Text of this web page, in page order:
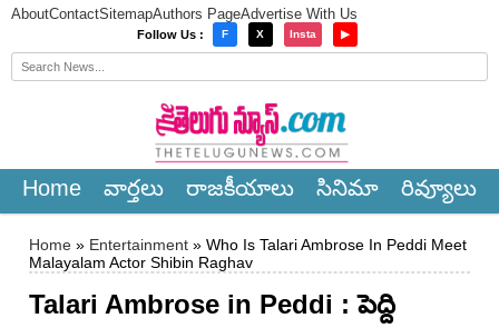
AboutContactSitemapAuthors PageAdvertise With Us
Follow Us : F X Insta ▶
Home వార్త‌లు రాజ‌కీయాలు సినిమా రివ్యూలు
Home » Entertainment » Who Is Talari Ambrose In Peddi Meet
Malayalam Actor Shibin Raghav
Talari Ambrose in Peddi : పెద్ది